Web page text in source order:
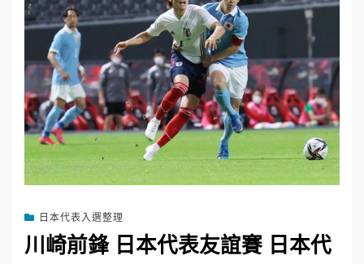
日本代表入選整理
川崎前鋒 日本代表友誼賽 日本代